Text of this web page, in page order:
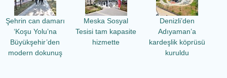
Şehrin can damarı
‘Koşu Yolu’na
Büyükşehir’den
modern dokunuş
Meska Sosyal
Tesisi tam kapasite
hizmette
Denizli’den
Adıyaman’a
kardeşlik köprüsü
kuruldu